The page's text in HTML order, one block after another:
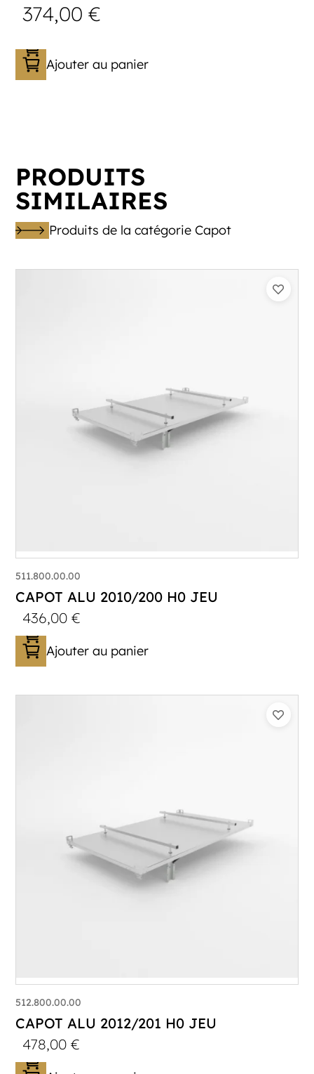
374,00€
Ajouter au panier
PRODUITS
SIMILAIRES
Produits de la catégorie Capot
511.800.00.00
CAPOT ALU 2010/200 H0 JEU
436,00€
Ajouter au panier
512.800.00.00
CAPOT ALU 2012/201 H0 JEU
478,00€